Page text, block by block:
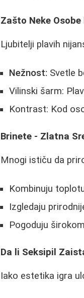
Zašto Neke
Ljubitelji plavih
Nežnost: Svetle
Vilinski šarm:
Kontrast: Kod
Brinete - Zlatna
Mnogi ističu da
Kombinuju
Izgledaju
Pogoduju
Da li Seksipil
Iako estetika igra